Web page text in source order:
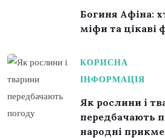
Богиня Афіна:
міфи та цікаві
КОРИСНА
ІНФОРМАЦІЯ
Як рослини і
передбачають
народні